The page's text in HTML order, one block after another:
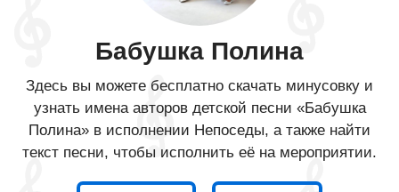
Бабушка Полина
Здесь вы можете бесплатно скачать минусовку и
узнать имена авторов детской песни «Бабушка
Полина» в исполнении Непоседы, а также найти
текст песни, чтобы исполнить её на мероприятии.